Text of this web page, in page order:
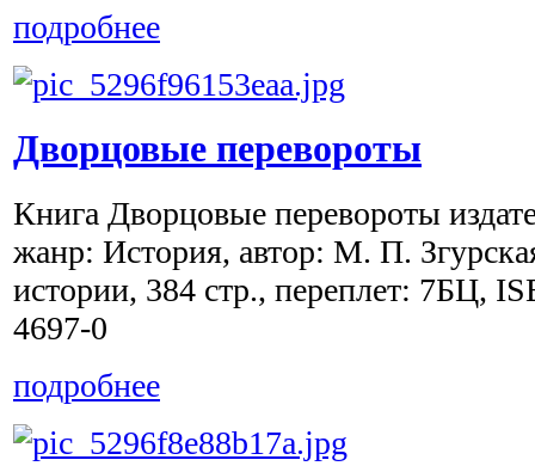
подробнее
Дворцовые перевороты
Книга Дворцовые перевороты
жанр: История, автор: М. П.
истории, 384 стр., переплет: 7БЦ,
4697-0
подробнее